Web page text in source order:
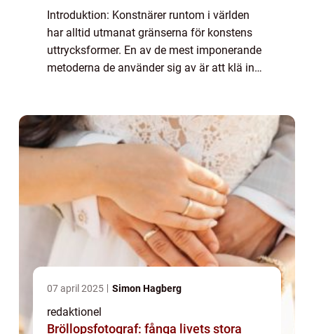
Introduktion: Konstnärer runtom i världen
har alltid utmanat gränserna för konstens
uttrycksformer. En av de mest imponerande
metoderna de använder sig av är att klä in
07 april 2025 Simon Hagberg
redaktionel
Bröllopsfotograf: fånga livets stora